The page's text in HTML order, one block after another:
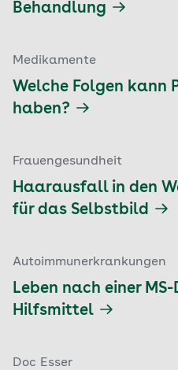
Behandlung
Medikamente
Welche Folgen kann
haben?
Frauengesundheit
Haarausfall in den
für das Selbstbild
Autoimmunerkrankungen
Leben nach einer
Hilfsmittel
Doc Esser